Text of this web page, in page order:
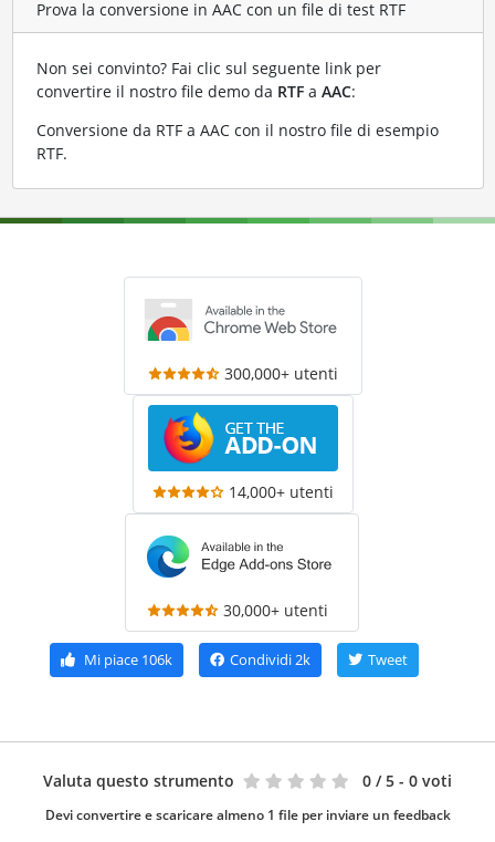
Prova la conversione in AAC con un file di test RTF
Non sei convinto? Fai clic sul seguente link per
convertire il nostro file demo da RTFa AAC:
Conversione da RTF a AAC con il nostro file di esempio
RTF.
300,000+ utenti
14,000+ utenti
30,000+ utenti
Mi piace 106k Condividi2k Tweet
Valuta questo strumento 0 / 5 - 0 voti
Devi convertire e scaricare almeno 1 file per inviare un feedback